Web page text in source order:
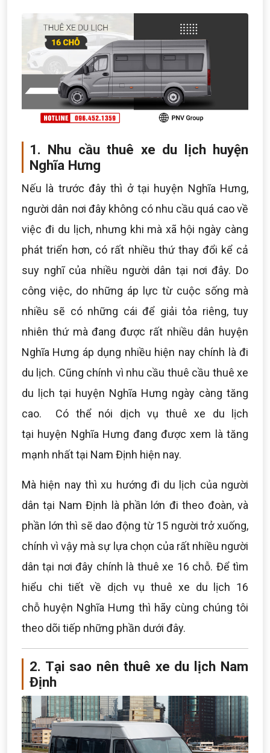
1. Nhu cầu thuê xe du lịch huyện
Nghĩa Hưng
Nếu là trước đây thì ở tại huyện Nghĩa Hưng,
người dân nơi đây không có nhu cầu quá cao về
việc đi du lịch, nhưng khi mà xã hội ngày càng
phát triển hơn, có rất nhiều thứ thay đổi kể cả
suy nghĩ của nhiều người dân tại nơi đây. Do
công việc, do những áp lực từ cuộc sống mà
nhiều sẽ có những cái để giải tỏa riêng, tuy
nhiên thứ mà đang được rất nhiều dân huyện
Nghĩa Hưng áp dụng nhiều hiện nay chính là đi
du lịch. Cũng chính vì nhu cầu thuê cầu thuê xe
du lịch tại huyện Nghĩa Hưng ngày càng tăng
cao. Có thể nói dịch vụ thuê xe du lịch
tại huyện Nghĩa Hưng đang được xem là tăng
mạnh nhất tại Nam Định hiện nay.
Mà hiện nay thì xu hướng đi du lịch của người
dân tại Nam Định là phần lớn đi theo đoàn, và
phần lớn thì sẽ dao động từ 15 người trở xuống,
chính vì vậy mà sự lựa chọn của rất nhiều người
dân tại nơi đây chính là thuê xe 16 chỗ. Để tìm
hiểu chi tiết về dịch vụ thuê xe du lịch 16
chỗ huyện Nghĩa Hưng thì hãy cùng chúng tôi
theo dõi tiếp những phần dưới đây.
2. Tại sao nên thuê xe du lịch Nam
Định